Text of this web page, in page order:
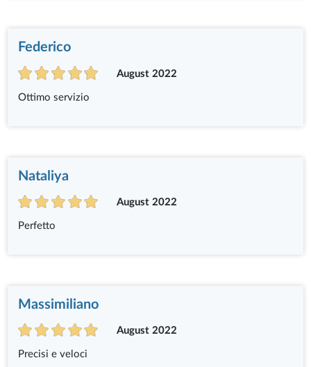
Federico
August 2022
Ottimo servizio
Nataliya
August 2022
Perfetto
Massimiliano
August 2022
Precisi e veloci